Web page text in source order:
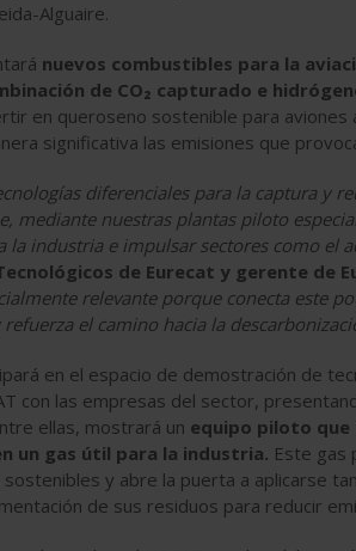
Alguaire.
nuevos combustibles para la
de CO₂ capturado e
en queroseno sostenible para
significativa las emisiones que
diferenciales para la captura y
mediante nuestras plantas piloto
la industria e impulsar sectores como el
de Eurecat y gerente de
relevante porque conecta este
el camino hacia la
en el espacio de demostración de
con las empresas del sector,
ellas, mostrará un equipo piloto que
un gas útil para la industria. Este gas
y abre la puerta a aplicarse
de sus residuos para reducir